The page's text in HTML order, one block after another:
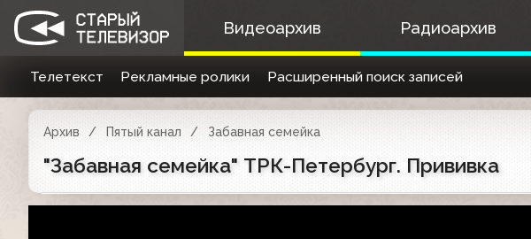
Видеоархив Радиоархив
Телетекст Рекламные ролики Расширенный поиск записей
Архив Пятый канал Забавная семейка
"Забавная семейка" ТРК-Петербург. Прививка